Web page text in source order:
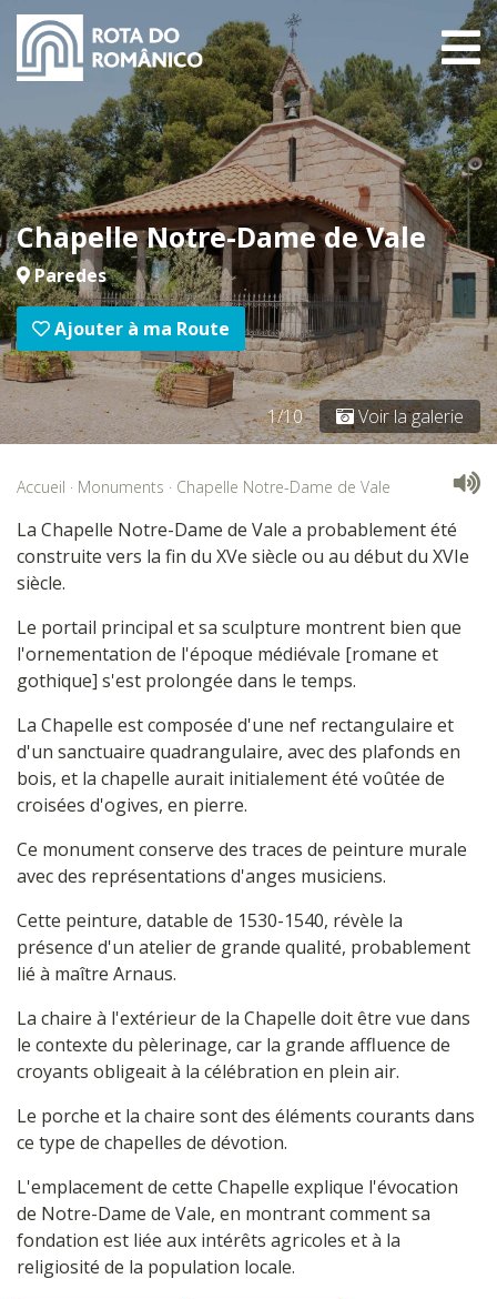
Chapelle Notre-Dame de Vale
Paredes
Ajouter à ma Route
1/10 Voir la galerie
Accueil · Monuments · Chapelle Notre-Dame de Vale
La Chapelle Notre-Dame de Vale a probablement été
construite vers la fin du XVe siècle ou au début du XVIe
siècle.
Le portail principal et sa sculpture montrent bien que
l'ornementation de l'époque médiévale [romane et
gothique] s'est prolongée dans le temps.
La Chapelle est composée d'une nef rectangulaire et
d'un sanctuaire quadrangulaire, avec des plafonds en
bois, et la chapelle aurait initialement été voûtée de
croisées d'ogives, en pierre.
Ce monument conserve des traces de peinture murale
avec des représentations d'anges musiciens.
Cette peinture, datable de 1530-1540, révèle la
présence d'un atelier de grande qualité, probablement
lié à maître Arnaus.
La chaire à l'extérieur de la Chapelle doit être vue dans
le contexte du pèlerinage, car la grande affluence de
croyants obligeait à la célébration en plein air.
Le porche et la chaire sont des éléments courants dans
ce type de chapelles de dévotion.
L'emplacement de cette Chapelle explique l'évocation
de Notre-Dame de Vale, en montrant comment sa
fondation est liée aux intérêts agricoles et à la
religiosité de la population locale.